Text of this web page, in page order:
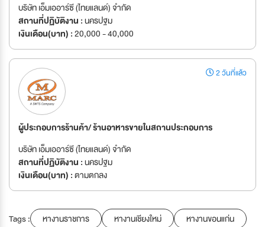
บริษัท เอ็มเออาร์ซี (ไทยแลนด์) จำกัด
สถานที่ปฏิบัติงาน :นครปฐม
เงินเดือน(บาท) :20,000 - 40,000
2 วันที่แล้ว
ผู้ประกอบการร้านค้า/ ร้านอาหารขายในสถานประกอบการ
บริษัท เอ็มเออาร์ซี (ไทยแลนด์) จำกัด
สถานที่ปฏิบัติงาน :นครปฐม
เงินเดือน(บาท) :ตามตกลง
Tags : หางานราชการ หางานเชียงใหม่
หางานขอนแก่น